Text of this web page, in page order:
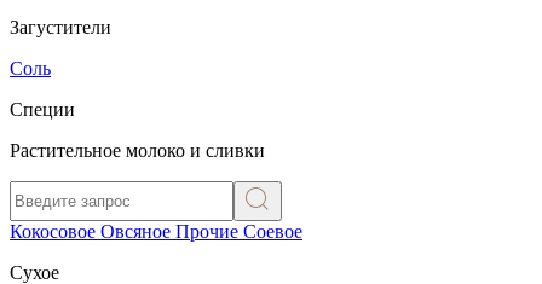
Загустители
Соль
Специи
Растительное молоко и сливки
Кокосовое Овсяное Прочие Соевое
Сухое